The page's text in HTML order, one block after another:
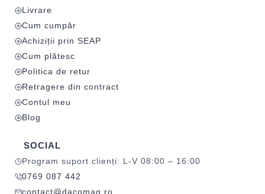
Livrare
Cum cumpăr
Achiziții prin SEAP
Cum plătesc
Politica de retur
Retragere din contract
Contul meu
Blog
SOCIAL
Program suport clienți: L-V 08:00 – 16:00
0769 087 442
contact@dacomag.ro